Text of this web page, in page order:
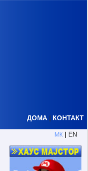
ДОМА | КОНТАКТ
МК | EN